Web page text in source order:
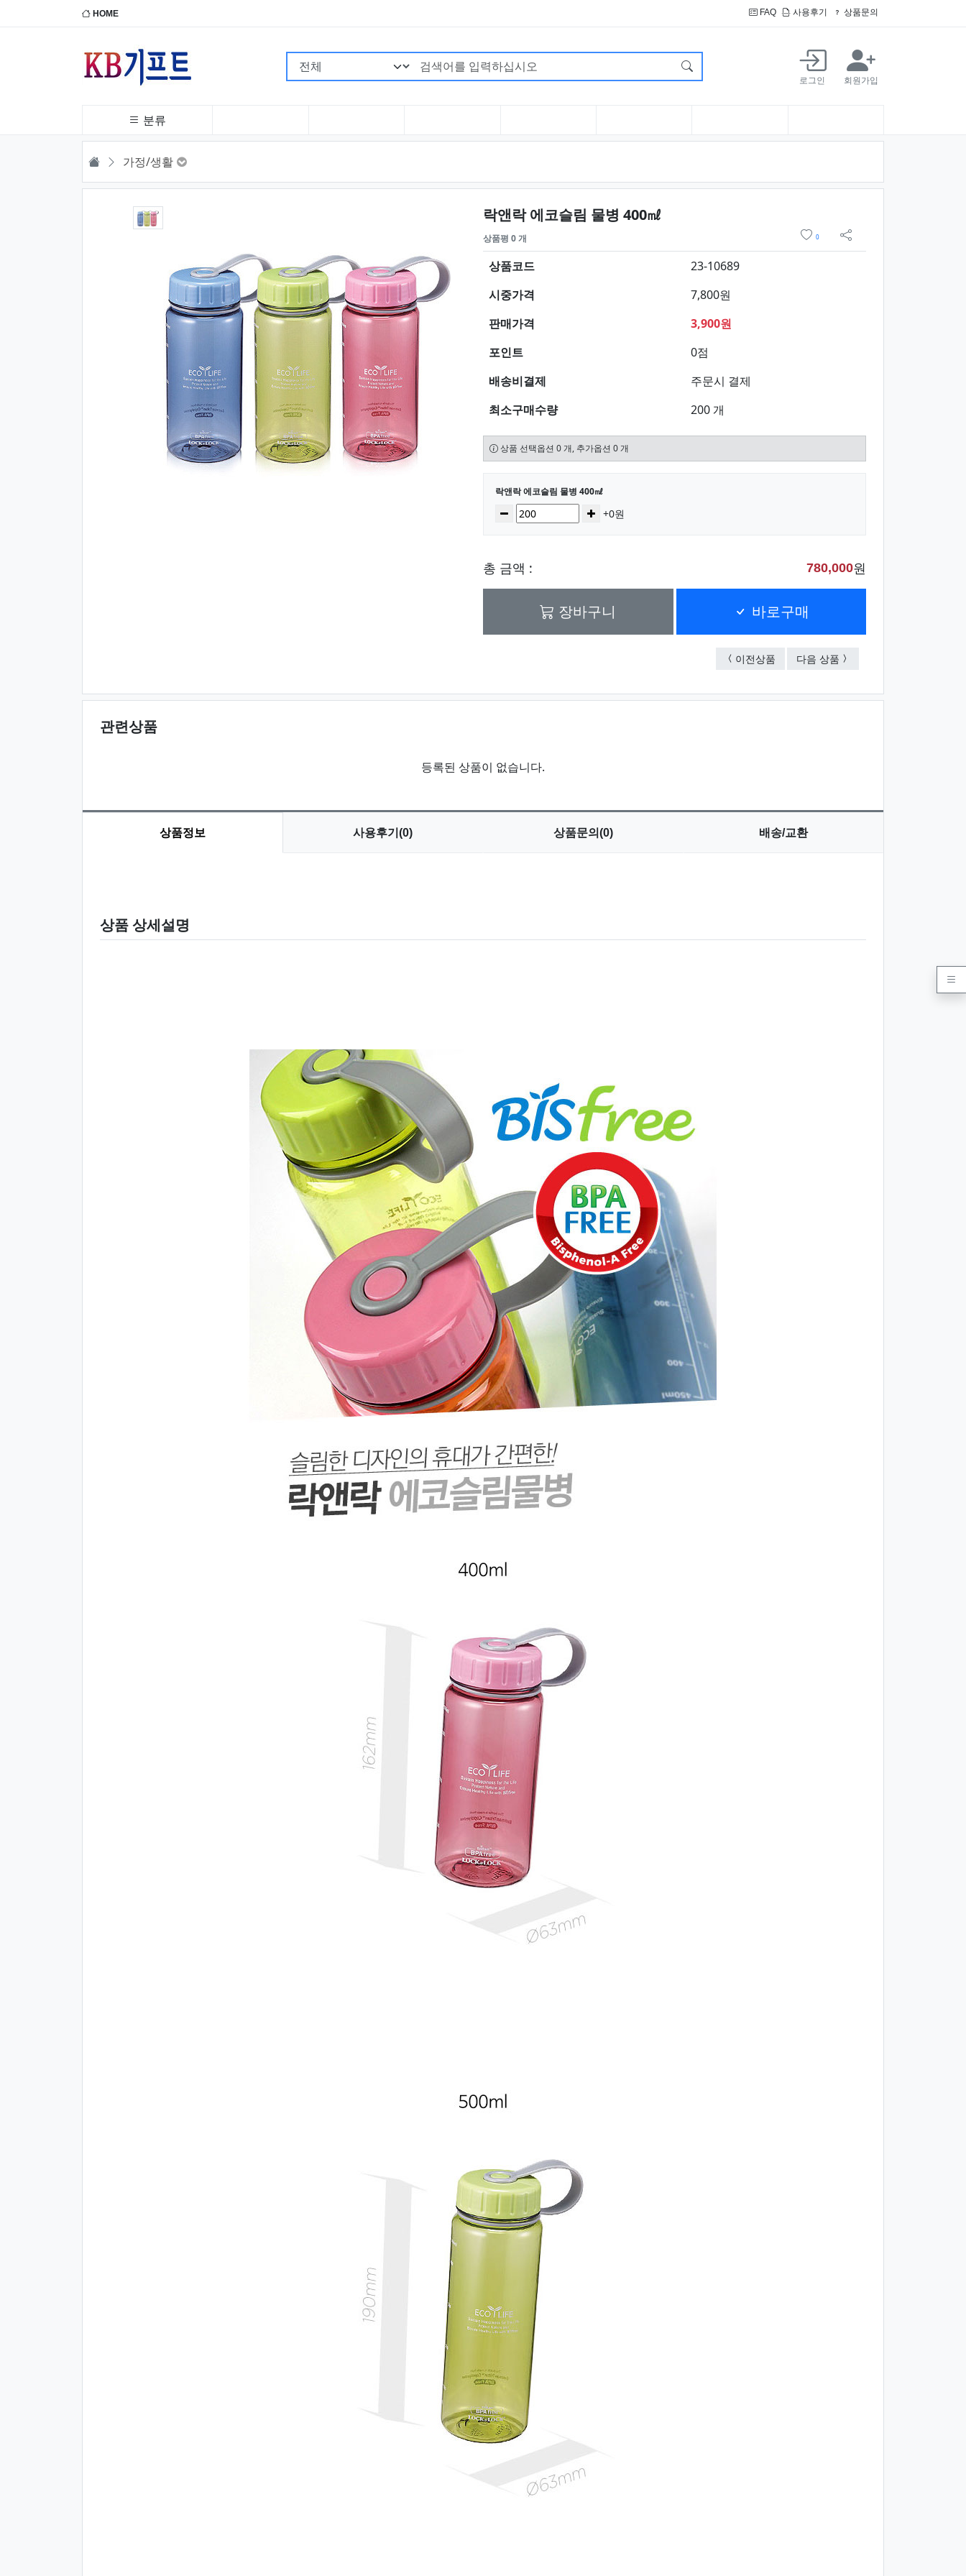
HOME FAQ 사용후기 상품문의
검색어 필수
로그인 회원가입
분류
HOME 가정/생활
락앤락 에코슬림 물병 400㎖
상품평 0 개 0
sns 공유
상품코드
23-10689
시중가격
7,800원
판매가격
3,900원
포인트
0점
배송비결제
주문시 결제
최소구매수량
200 개
상품 선택옵션 0 개, 추가옵션 0 개
선택된 옵션
락앤락 에코슬림 물병 400㎖
수량감소 증가+0원
총 금액 : 780,000원
장바구니 바로구매
이전상품 락앤락 에코슬림 물병 500㎖
다음 상품 락앤락 비스프리 디어물병
관련상품
등록된 상품이 없습니다.
상품정보 사용후기(0) 상품문의(0) 배송/교환
상품 상세설명